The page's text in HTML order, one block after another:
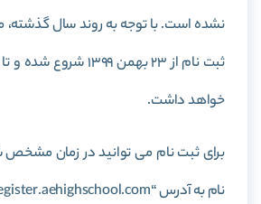
نشده است. با توجه به روند سال
خواهد داشت.
برای ثبت نام می توانید در زمان
نام به آدرس “register.aehighschool.com” مراجعه کنید.